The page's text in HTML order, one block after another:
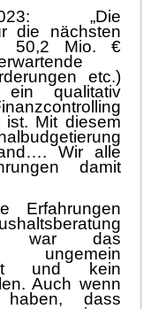
„Die
r die nächsten
50,2 Mio. €
rderungen etc.)
qualitativ
ist. Mit diesem
. Wir alle
damit
Erfahrungen
war das
ungemein
und kein
Auch wenn
dass